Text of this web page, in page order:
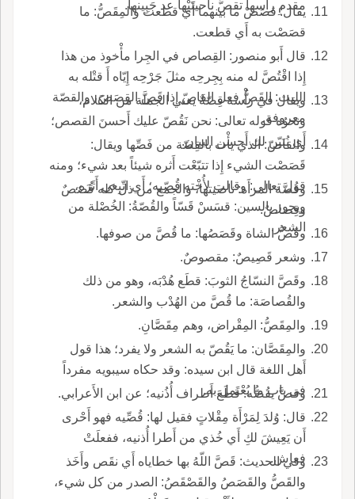
مقدمِ رأْسها تقصُّ ناحيتَيْها عد جَبِينها.
يقال: قصَصْ ما بينهما أَي قطعت والمِقَصُّ: ما
قصَصْت به أَي قطعت.
قال أَبو منصور: القِصاص في الجِرا مأْخوذ من هذا
إِذا اقْتُصَّ له منه بِجِرحِه مثلَ جَرْحِه إِيّاه أَ قتْله به
الليث: القَصُّ فعل القاصّ إِذا قَصَّ القِصَصَ، والقصّة
معروفة.
ويقال في رأْسه قِصّةٌ يعني الجملة من الكلام،
ونحوُه قوله تعالى: نحن نَقُصّ عليك أَحسنَ القصص؛
أَي نُبَيّن لك أَحسن البيان.
والقاصّ: الذي يأْت بالقِصّة من فَصِّها ويقال:
قَصَصْت الشيء إِذا تتبّعْت أَثره شيئاً بعد شيء؛ ومنه
قول تعالى: وقالت لأُخْته قُصّيه؛ أَي اتّبِعي أَثَرَه،
ويجوز بالسين: قسَسْ قَسّاً والقُصّةُ: الخُصْلة من
الشعر.
وقُصَّة المرأَة: ناصيتها، والجمع من ذل كله قُصَصٌ
وقِصاصٌ.
وقَصُّ الشاة وقَصَصُها: ما قُصَّ من صوفها.
وشعر قَصِيصٌ: مقصوصٌ.
وقَصَّ النسّاجُ الثوبَ: قطَع هُدْبَه، وهو من ذلك
والقُصاصَة: ما قُصَّ من الهُدْب والشعر.
والمِقَصُّ: المِقْراض، وهم مِقَصَّانِ.
والمِقَصَّان: ما يَقُصّ به الشعر ولا يفرد؛ هذا قول
أَهل اللغة قال ابن سيده: وقد حكاه سيبويه مفرداً
في باب ما يُعْتَمل به.
وقصَّ يقُصُّه: قطَعَ أَطراف أُذُنيه؛ عن ابن الأَعرابي.
قال: وُلدَ لِمَرْأَة مِقْلاتٍ فقيل لها: قُصِّيه فهو أَحْرى
أَن يَعِيشَ لكِ أَي خُذي من أَطرا أُذنيه، ففعلَتْ
فعاش.
وفي الحديث: قَصَّ اللّهُ بها خطاياه أَي نقَص وأَخَذ
والقَصُّ والقَصَصُ والقَصْقَصُ: الصدر من كل شيء،